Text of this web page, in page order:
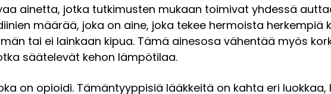
ainetta, jotka tutkimusten mukaan toimivat yhdessä
määrää, joka on aine, joka tekee hermoista herkempiä
tai ei lainkaan kipua. Tämä ainesosa vähentää myös
säätelevät kehon lämpötilaa.
on opioidi. Tämäntyyppisiä lääkkeitä on kahta eri